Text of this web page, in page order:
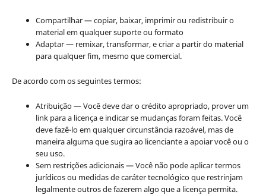
Compartilhar — copiar, baixar, imprimir ou redistribuir o
material em qualquer suporte ou formato
Adaptar — remixar, transformar, e criar a partir do material
para qualquer fim, mesmo que comercial.
De acordo com os seguintes termos:
Atribuição — Você deve dar o crédito apropriado, prover um
link para a licença e indicar se mudanças foram feitas. Você
deve fazê-lo em qualquer circunstância razoável, mas de
maneira alguma que sugira ao licenciante a apoiar você ou o
seu uso.
Sem restrições adicionais — Você não pode aplicar termos
jurídicos ou medidas de caráter tecnológico que restrinjam
legalmente outros de fazerem algo que a licença permita.